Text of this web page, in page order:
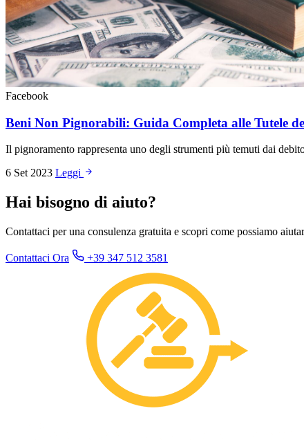
Facebook
Beni Non Pignorabili: Guida Completa alle Tutele
Il pignoramento rappresenta uno degli strumenti più temuti dai
6 Set 2023 Leggi
Hai bisogno di aiuto?
Contattaci per una consulenza gratuita e scopri come possiamo
Contattaci Ora +39 347 512 3581